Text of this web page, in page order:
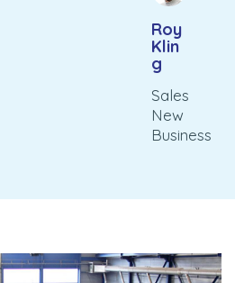
Roy
Klin
g
Sales
New
Business